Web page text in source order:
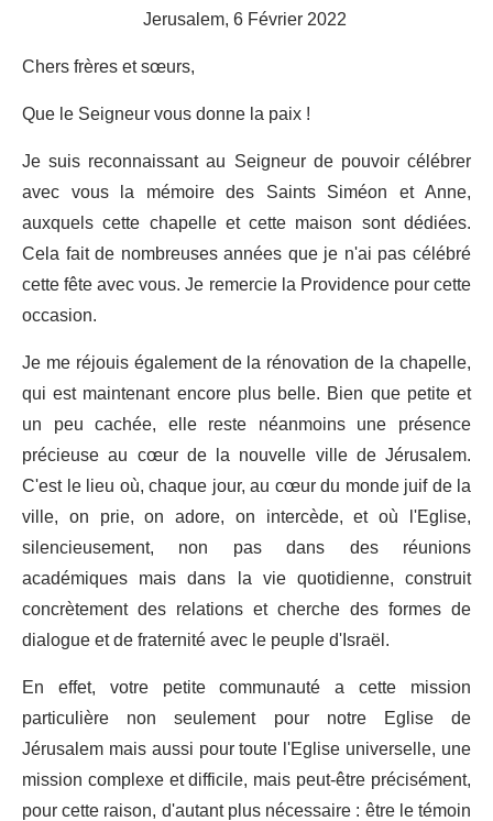
Jerusalem, 6 Février 2022
Chers frères et sœurs,
Que le Seigneur vous donne la paix !
Je suis reconnaissant au Seigneur de pouvoir célébrer
avec vous la mémoire des Saints Siméon et Anne,
auxquels cette chapelle et cette maison sont dédiées.
Cela fait de nombreuses années que je n'ai pas célébré
cette fête avec vous. Je remercie la Providence pour cette
occasion.
Je me réjouis également de la rénovation de la chapelle,
qui est maintenant encore plus belle. Bien que petite et
un peu cachée, elle reste néanmoins une présence
précieuse au cœur de la nouvelle ville de Jérusalem.
C'est le lieu où, chaque jour, au cœur du monde juif de la
ville, on prie, on adore, on intercède, et où l'Eglise,
silencieusement, non pas dans des réunions
académiques mais dans la vie quotidienne, construit
concrètement des relations et cherche des formes de
dialogue et de fraternité avec le peuple d'Israël.
En effet, votre petite communauté a cette mission
particulière non seulement pour notre Eglise de
Jérusalem mais aussi pour toute l'Eglise universelle, une
mission complexe et difficile, mais peut-être précisément,
pour cette raison, d'autant plus nécessaire : être le témoin